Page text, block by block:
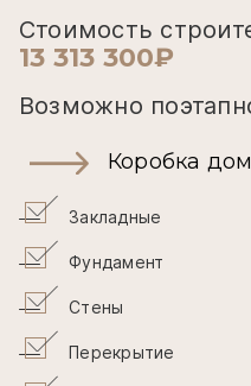
Стоимость
13 313 300₽
Возможно
Коробка
Закладные
Фундамент
Стены
Перекрытие